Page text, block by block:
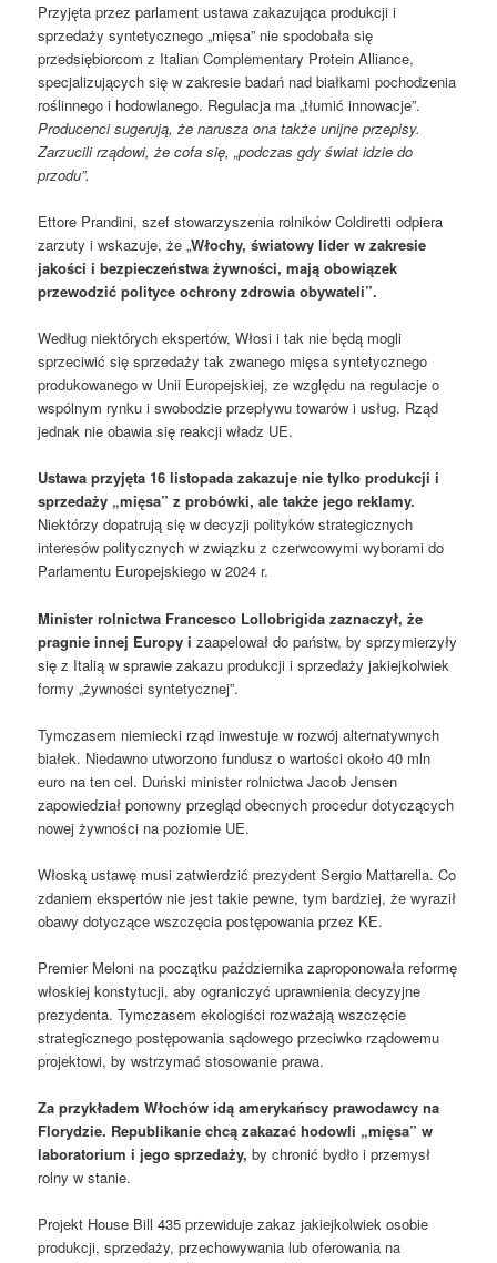
Przyjęta przez parlament ustawa zakazująca produkcji i
sprzedaży syntetycznego „mięsa” nie spodobała się
przedsiębiorcom z Italian Complementary Protein Alliance,
specjalizujących się w zakresie badań nad białkami pochodzenia
roślinnego i hodowlanego. Regulacja ma „tłumić innowacje”.
Producenci sugerują, że narusza ona także unijne przepisy.
Zarzucili rządowi, że cofa się, „podczas gdy świat idzie do
przodu”.
Ettore Prandini, szef stowarzyszenia rolników Coldiretti odpiera
zarzuty i wskazuje, że „Włochy, światowy lider w zakresie
jakości i bezpieczeństwa żywności, mają obowiązek
przewodzić polityce ochrony zdrowia obywateli”.
Według niektórych ekspertów, Włosi i tak nie będą mogli
sprzeciwić się sprzedaży tak zwanego mięsa syntetycznego
produkowanego w Unii Europejskiej, ze względu na regulacje o
wspólnym rynku i swobodzie przepływu towarów i usług. Rząd
jednak nie obawia się reakcji władz UE.
Ustawa przyjęta 16 listopada zakazuje nie tylko produkcji i
sprzedaży „mięsa” z probówki, ale także jego reklamy.
Niektórzy dopatrują się w decyzji polityków strategicznych
interesów politycznych w związku z czerwcowymi wyborami do
Parlamentu Europejskiego w 2024 r.
Minister rolnictwa Francesco Lollobrigida zaznaczył, że
pragnie innej Europy i zaapelował do państw, by sprzymierzyły
się z Italią w sprawie zakazu produkcji i sprzedaży jakiejkolwiek
formy „żywności syntetycznej”.
Tymczasem niemiecki rząd inwestuje w rozwój alternatywnych
białek. Niedawno utworzono fundusz o wartości około 40 mln
euro na ten cel. Duński minister rolnictwa Jacob Jensen
zapowiedział ponowny przegląd obecnych procedur dotyczących
nowej żywności na poziomie UE.
Włoską ustawę musi zatwierdzić prezydent Sergio Mattarella. Co
zdaniem ekspertów nie jest takie pewne, tym bardziej, że wyraził
obawy dotyczące wszczęcia postępowania przez KE.
Premier Meloni na początku października zaproponowała reformę
włoskiej konstytucji, aby ograniczyć uprawnienia decyzyjne
prezydenta. Tymczasem ekologiści rozważają wszczęcie
strategicznego postępowania sądowego przeciwko rządowemu
projektowi, by wstrzymać stosowanie prawa.
Za przykładem Włochów idą amerykańscy prawodawcy na
Florydzie. Republikanie chcą zakazać hodowli „mięsa” w
laboratorium i jego sprzedaży,by chronić bydło i przemysł
rolny w stanie.
Projekt House Bill 435 przewiduje zakaz jakiejkolwiek osobie
produkcji, sprzedaży, przechowywania lub oferowania na